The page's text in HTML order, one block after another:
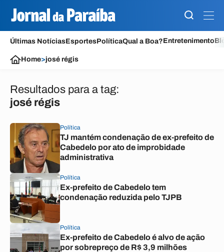
Últimas NotíciasEsportesPolíticaQual a Boa?Entretenimento
Home>josé régis
Resultados para a tag:
josé régis
Política
TJ mantém condenação de ex-prefeito de
Cabedelo por ato de improbidade
administrativa
Política
Ex-prefeito de Cabedelo tem
condenação reduzida pelo TJPB
Política
Ex-prefeito de Cabedelo é alvo de ação
por sobrepreço de R$ 3,9 milhões